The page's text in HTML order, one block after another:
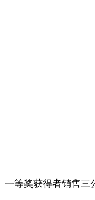
集团党委
一等奖获得者销售三